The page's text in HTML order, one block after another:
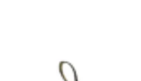
Schoenen info